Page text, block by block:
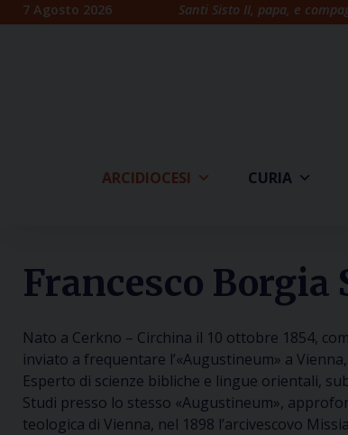
Skip7 Agosto 2026 Santi Sisto II, papa, e
ARCIDIOCESI CURIA
Francesco Borgia
Nato a Cerkno – Circhina il 10 ottobre 1854,
inviato a frequentare l’«Augustineum» a
Esperto di scienze bibliche e lingue orientali,
Studi presso lo stesso «Augustineum»,
teologica di Vienna, nel 1898 l’arcivescovo